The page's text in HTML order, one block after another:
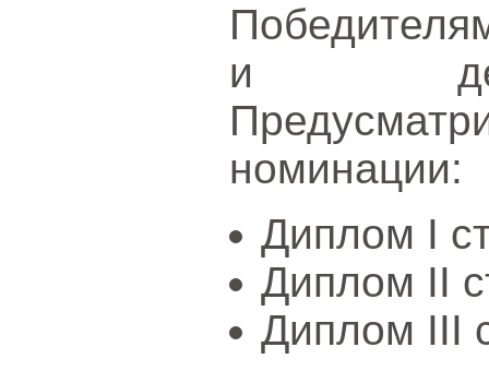
и
номинации:
Диплом I
Диплом II
Диплом III